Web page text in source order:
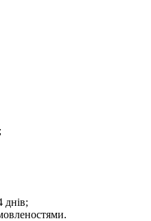
днів;